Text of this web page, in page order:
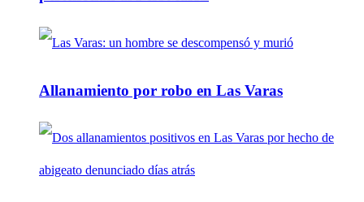
Allanamiento por robo en Las Varas